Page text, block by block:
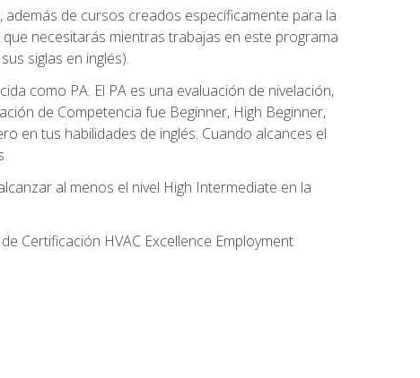
de cursos creados específicamente para la
necesitarás mientras trabajas en este programa
siglas en inglés).
como PA. El PA es una evaluación de nivelación,
de Competencia fue Beginner, High Beginner,
en tus habilidades de inglés. Cuando alcances el
al menos el nivel High Intermediate en la
Certificación HVAC Excellence Employment